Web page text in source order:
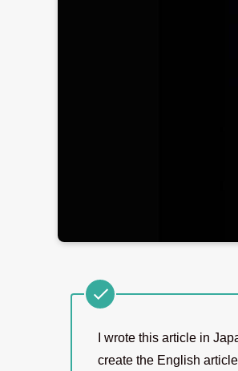
I wrote this article in
create the English